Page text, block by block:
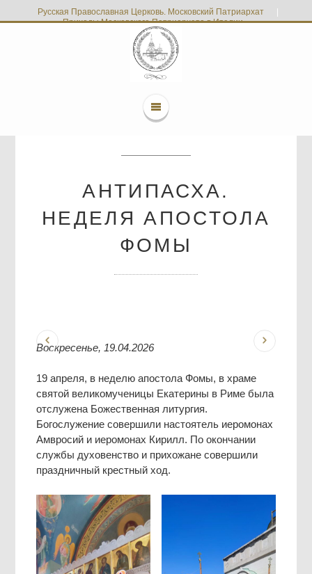
Русская Православная Церковь. Московский Патриархат
Приходы Московского Патриархата в Италии
АНТИПАСХА.
НЕДЕЛЯ АПОСТОЛА
ФОМЫ
Воскресенье, 19.04.2026
19 апреля, в неделю апостола Фомы, в храме
святой великомученицы Екатерины в Риме была
отслужена Божественная литургия.
Богослужение совершили настоятель иеромонах
Амвросий и иеромонах Кирилл. По окончании
службы духовенство и прихожане совершили
праздничный крестный ход.